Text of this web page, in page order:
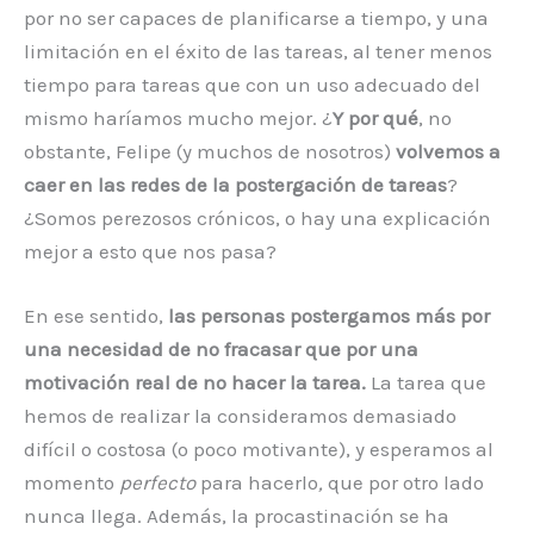
por no ser capaces de planificarse a tiempo, y una
limitación en el éxito de las tareas, al tener menos
tiempo para tareas que con un uso adecuado del
mismo haríamos mucho mejor. ¿Y por qué, no
obstante, Felipe (y muchos de nosotros) volvemos a
caer en las redes de la postergación de tareas?
¿Somos perezosos crónicos, o hay una explicación
mejor a esto que nos pasa?
En ese sentido, las personas postergamos más por
una necesidad de no fracasar que por una
motivación real de no hacer la tarea. La tarea que
hemos de realizar la consideramos demasiado
difícil o costosa (o poco motivante), y esperamos al
momento perfecto para hacerlo, que por otro lado
nunca llega. Además, la procastinación se ha